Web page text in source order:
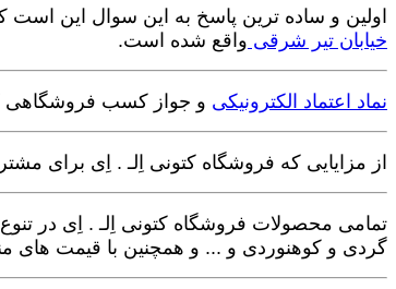
اولین و ساده ترین پاسخ به این سوال این است
خیابان تیر شرقی واقع شده است.
نماد اعتماد الکترونیکی و جواز کسب فروشگاهی
از مزایایی که فروشگاه کتونی اِلـ . اِی برای
تمامی محصولات فروشگاه کتونی اِلـ . اِی در تنوع
گردی و کوهنوردی و ... و همچنین با قیمت های